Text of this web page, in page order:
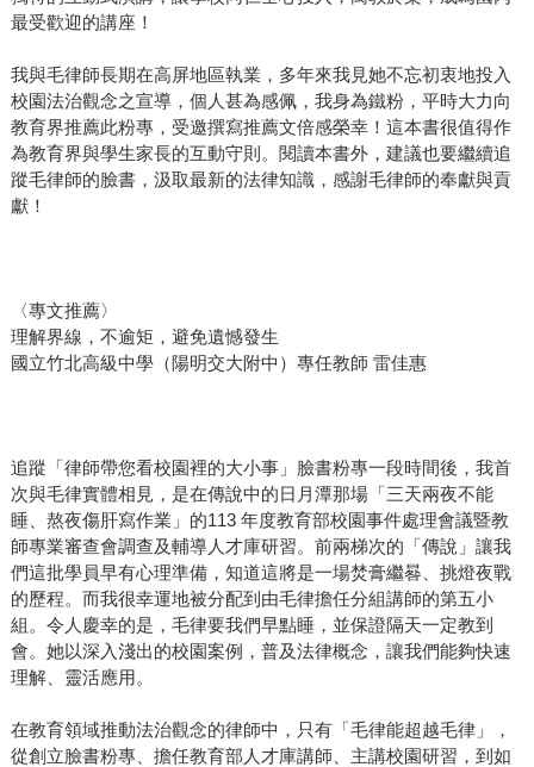
最受歡迎的講座！
我與毛律師長期在高屏地區執業，多年來我見她不忘初衷地投入
校園法治觀念之宣導，個人甚為感佩，我身為鐵粉，平時大力向
教育界推薦此粉專，受邀撰寫推薦文倍感榮幸！這本書很值得作
為教育界與學生家長的互動守則。閱讀本書外，建議也要繼續追
蹤毛律師的臉書，汲取最新的法律知識，感謝毛律師的奉獻與貢
獻！
〈專文推薦〉
理解界線，不逾矩，避免遺憾發生
國立竹北高級中學（陽明交大附中）專任教師 雷佳惠
追蹤「律師帶您看校園裡的大小事」臉書粉專一段時間後，我首
次與毛律實體相見，是在傳說中的日月潭那場「三天兩夜不能
睡、熬夜傷肝寫作業」的113 年度教育部校園事件處理會議暨教
師專業審查會調查及輔導人才庫研習。前兩梯次的「傳說」讓我
們這批學員早有心理準備，知道這將是一場焚膏繼晷、挑燈夜戰
的歷程。而我很幸運地被分配到由毛律擔任分組講師的第五小
組。令人慶幸的是，毛律要我們早點睡，並保證隔天一定教到
會。她以深入淺出的校園案例，普及法律概念，讓我們能夠快速
理解、靈活應用。
在教育領域推動法治觀念的律師中，只有「毛律能超越毛律」，
從創立臉書粉專、擔任教育部人才庫講師、主講校園研習，到如